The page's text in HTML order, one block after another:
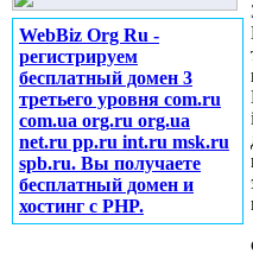
WebBiz Org Ru -
регистрируем
бесплатный домен 3
третьего уровня com.ru
com.ua org.ru org.ua
net.ru pp.ru int.ru msk.ru
spb.ru. Вы получаете
бесплатный домен и
хостинг с PHP.